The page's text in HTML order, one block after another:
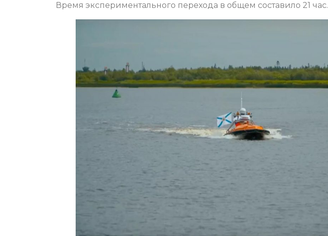
Время экспериментального перехода в общем составило 21 час.